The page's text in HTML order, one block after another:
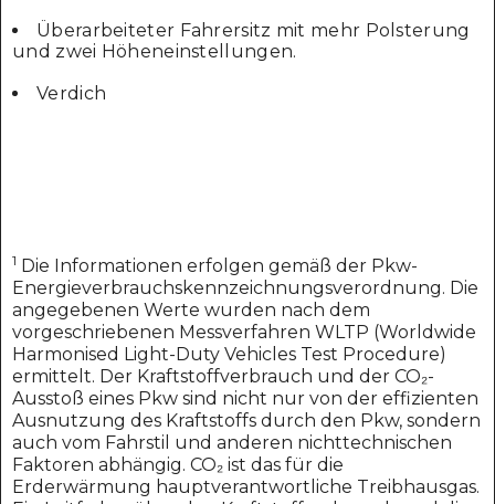
Überarbeiteter Fahrersitz mit mehr Polsterung
und zwei Höheneinstellungen.
Verdich
1 Die Informationen erfolgen gemäß der Pkw-
Energieverbrauchskennzeichnungsverordnung. Die
angegebenen Werte wurden nach dem
vorgeschriebenen Messverfahren WLTP (Worldwide
Harmonised Light-Duty Vehicles Test Procedure)
ermittelt. Der Kraftstoffverbrauch und der CO₂-
Ausstoß eines Pkw sind nicht nur von der effizienten
Ausnutzung des Kraftstoffs durch den Pkw, sondern
auch vom Fahrstil und anderen nichttechnischen
Faktoren abhängig. CO₂ ist das für die
Erderwärmung hauptverantwortliche Treibhausgas.